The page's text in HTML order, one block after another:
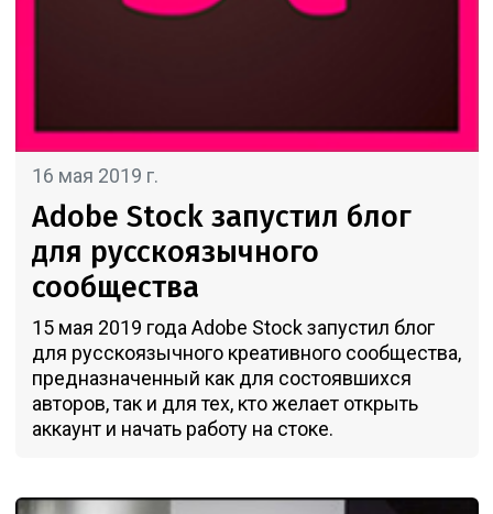
16 мая 2019 г.
Adobe Stock запустил блог
для русскоязычного
сообщества
15 мая 2019 года Adobe Stock запустил блог
для русскоязычного креативного сообщества,
предназначенный как для состоявшихся
авторов, так и для тех, кто желает открыть
аккаунт и начать работу на стоке.